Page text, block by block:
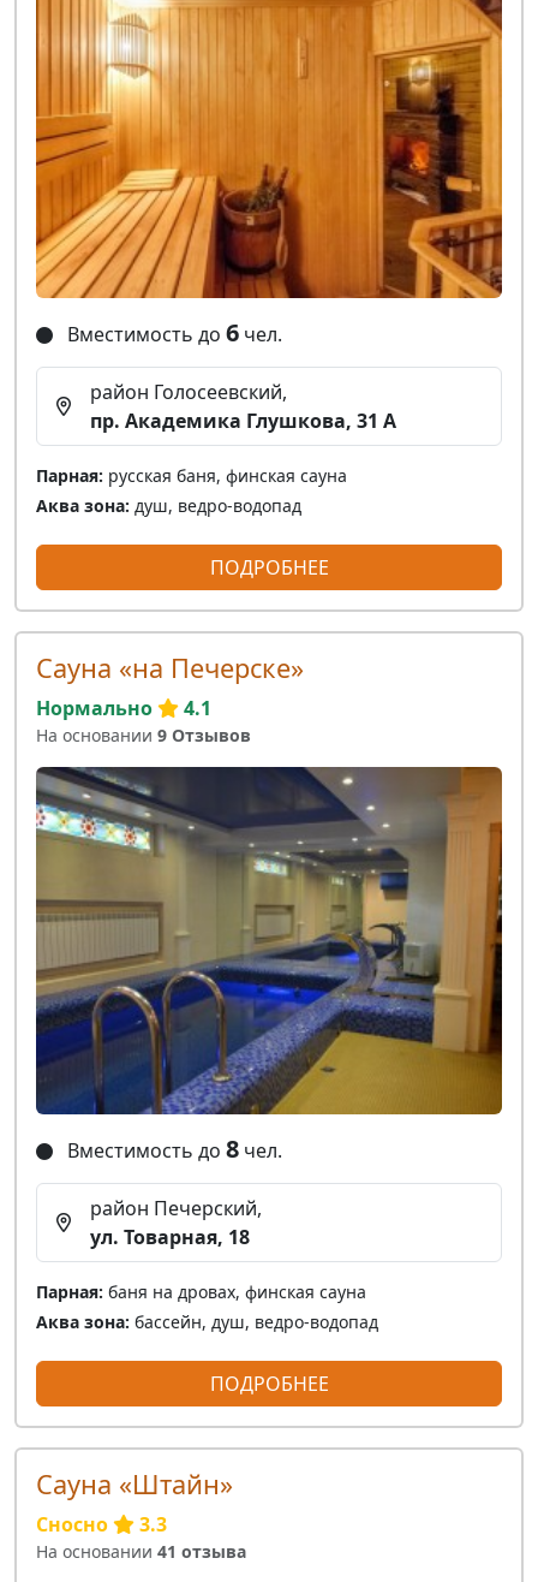
Вместимость до 6 чел.
район Голосеевский,
пр. Академика Глушкова, 31 А
Парная: русская баня, финская сауна
Аква зона: душ, ведро-водопад
ПОДРОБНЕЕ
Сауна «на Печерске»
Нормально 4.1
На основании 9 Отзывов
Вместимость до 8 чел.
район Печерский,
ул. Товарная, 18
Парная: баня на дровах, финская сауна
Аква зона: бассейн, душ, ведро-водопад
ПОДРОБНЕЕ
Сауна «Штайн»
Сносно 3.3
На основании 41 отзыва